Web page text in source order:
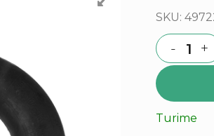
SKU:
- +
Turime